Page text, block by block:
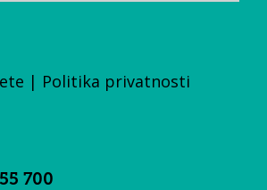
| Politika privatnosti
700